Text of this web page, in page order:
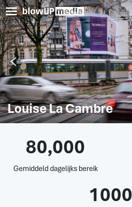
Louise La Cambre
80,000
Gemiddeld dagelijks bereik
1000